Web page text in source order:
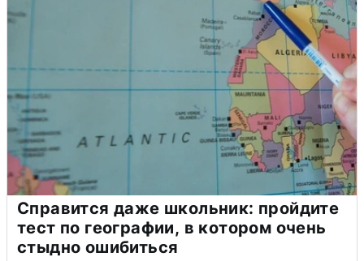
Справится даже школьник: пройдите
тест по географии, в котором очень
стыдно ошибиться